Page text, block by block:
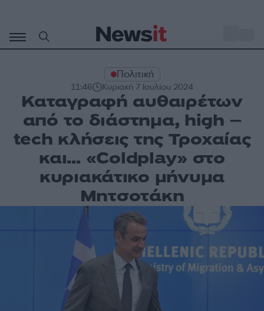
περιεχόμενο
Πολιτική
11:46 Κυριακή 7 Ιουλίου 2024
Καταγραφή αυθαιρέτων
από το διάστημα, high –
tech κλήσεις της Τροχαίας
και… «Coldplay» στο
κυριακάτικο μήνυμα
Μητσοτάκη